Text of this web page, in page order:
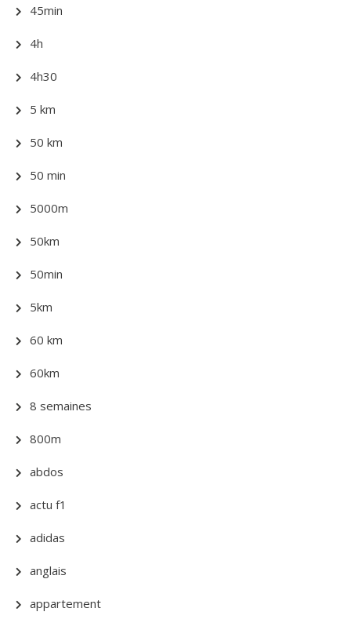
45min
4h
4h30
5 km
50 km
50 min
5000m
50km
50min
5km
60 km
60km
8 semaines
800m
abdos
actu f1
adidas
anglais
appartement